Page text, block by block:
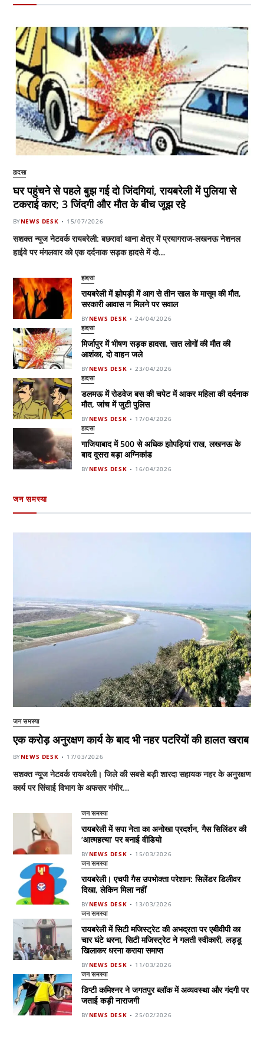
हादसा
घर पहुंचने से पहले बुझ गई दो जिंदगियां, रायबरेली में पुलिया से
टकराई कार; 3 जिंदगी और मौत के बीच जूझ रहे
BYNEWS DESK 15/07/2026
सशक्त न्यूज नेटवर्क रायबरेली: बछरावां थाना क्षेत्र में प्रयागराज-लखनऊ नेशनल
हाईवे पर मंगलवार को एक दर्दनाक सड़क हादसे में दो…
हादसा
रायबरेली में झोपड़ी में आग से तीन साल के मासूम की मौत,
सरकारी आवास न मिलने पर सवाल
BYNEWS DESK 24/04/2026
हादसा
मिर्जापुर में भीषण सड़क हादसा, सात लोगों की मौत की
आशंका, दो वाहन जले
BYNEWS DESK 23/04/2026
हादसा
डलमऊ में रोडवेज बस की चपेट में आकर महिला की दर्दनाक
मौत, जांच में जुटी पुलिस
BYNEWS DESK 17/04/2026
हादसा
गाजियाबाद में 500 से अधिक झोपड़ियां राख, लखनऊ के
बाद दूसरा बड़ा अग्निकांड
BYNEWS DESK 16/04/2026
जन समस्या
जन समस्या
एक करोड़ अनुरक्षण कार्य के बाद भी नहर पटरियों की हालत खराब
BYNEWS DESK 17/03/2026
सशक्त न्यूज नेटवर्क रायबरेली। जिले की सबसे बड़ी शारदा सहायक नहर के अनुरक्षण
कार्य पर सिंचाई विभाग के अफसर गंभीर…
जन समस्या
रायबरेली में सपा नेता का अनोखा प्रदर्शन, गैस सिलिंडर की
‘आत्महत्या’ पर बनाई वीडियो
BYNEWS DESK 15/03/2026
जन समस्या
रायबरेली। एचपी गैस उपभोक्ता परेशान: सिलेंडर डिलीवर
दिखा, लेकिन मिला नहीं
BYNEWS DESK 13/03/2026
जन समस्या
रायबरेली में सिटी मजिस्ट्रेट की अभद्रता पर एबीवीपी का
चार घंटे धरना, सिटी मजिस्ट्रेट ने गलती स्वीकारी, लड्डू
खिलाकर धरना कराया समाप्त
BYNEWS DESK 11/03/2026
जन समस्या
डिप्टी कमिश्नर ने जगतपुर ब्लॉक में अव्यवस्था और गंदगी पर
जताई कड़ी नाराजगी
BYNEWS DESK 25/02/2026